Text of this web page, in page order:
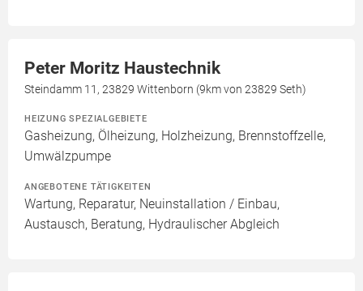
Peter Moritz Haustechnik
Steindamm 11, 23829 Wittenborn (9km von 23829 Seth)
HEIZUNG SPEZIALGEBIETE
Gasheizung, Ölheizung, Holzheizung, Brennstoffzelle,
Umwälzpumpe
ANGEBOTENE TÄTIGKEITEN
Wartung, Reparatur, Neuinstallation / Einbau,
Austausch, Beratung, Hydraulischer Abgleich